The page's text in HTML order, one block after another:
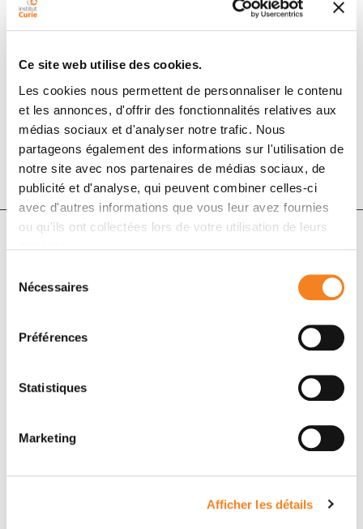
Ce site web utilise des cookies.
Les cookies nous permettent de personnaliser le contenu
et les annonces, d'offrir des fonctionnalités relatives aux
médias sociaux et d'analyser notre trafic. Nous
partageons également des informations sur l'utilisation de
notre site avec nos partenaires de médias sociaux, de
publicité et d'analyse, qui peuvent combiner celles-ci
avec d'autres informations que vous leur avez fournies
ou qu'ils ont collectées lors de votre utilisation de leurs
Nécessaires
Préférences
Statistiques
Marketing
Afficher les détails
1 juin 2017
Clinical and Translational Radiation
Oncology
DOI :10.1016/j.ctro.2017.03.004
Xu, Noemie Grellier Adedjouma, Louis Bazire, Alain